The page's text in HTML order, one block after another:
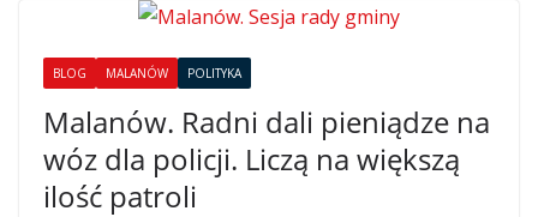
BLOG MALANÓW POLITYKA
Malanów. Radni dali pieniądze na
wóz dla policji. Liczą na większą
ilość patroli